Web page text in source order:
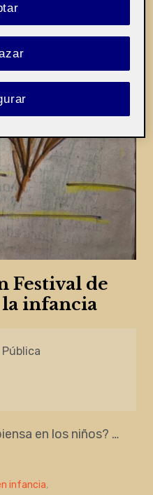
Festival de
infancia
Pública
en los niños? …
infancia,